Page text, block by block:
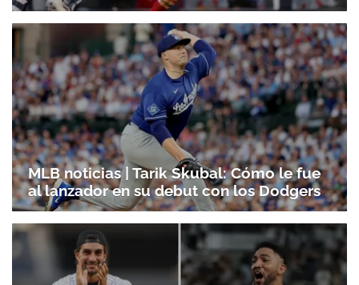
MLB noticias | Tarik Skubal: Cómo le fue
al lanzador en su debut con los Dodgers